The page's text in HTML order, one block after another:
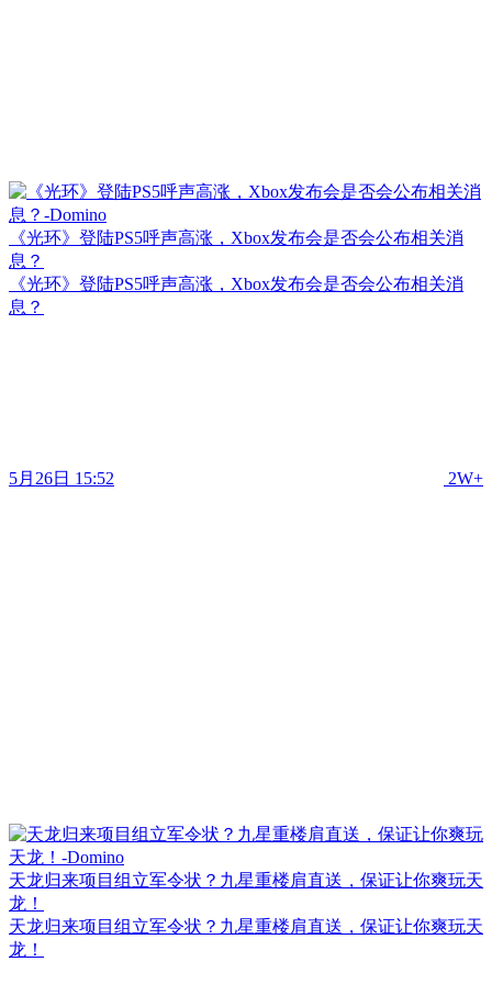
《光环》登陆PS5呼声高涨，Xbox发布会是否会公布相关消
息？
《光环》登陆PS5呼声高涨，Xbox发布会是否会公布相关消
息？
5月26日 15:52 2W+
天龙归来项目组立军令状？九星重楼肩直送，保证让你爽玩天
龙！
天龙归来项目组立军令状？九星重楼肩直送，保证让你爽玩天
龙！